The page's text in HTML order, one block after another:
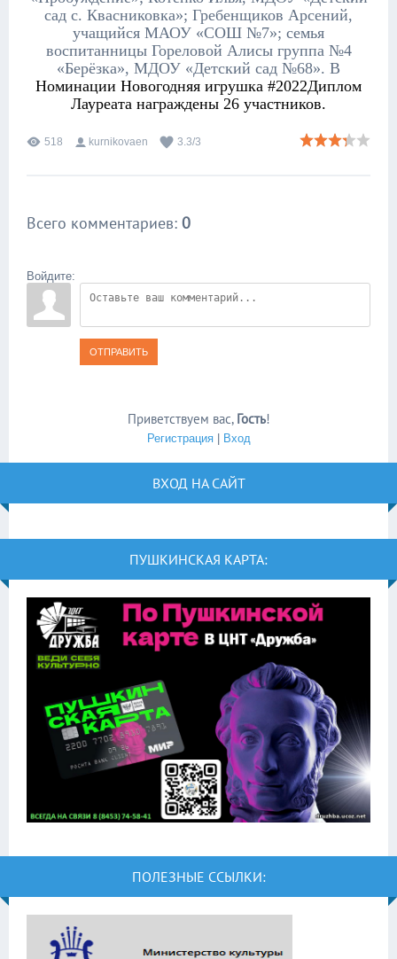
сад с. Квасниковка»; Гребенщиков Арсений,
учащийся МАОУ «СОШ №7»; семья
воспитанницы Гореловой Алисы группа №4
«Берёзка», МДОУ «Детский сад №68». В
Номинации Новогодняя игрушка #2022Диплом
Лауреата награждены 26 участников.
518 kurnikovaen 3.3/3
Всего комментариев: 0
Войдите:
ОТПРАВИТЬ
Приветствуем вас, Гость!
Регистрация| Вход
ВХОД НА САЙТ
ПУШКИНСКАЯ КАРТА:
ПОЛЕЗНЫЕ ССЫЛКИ: